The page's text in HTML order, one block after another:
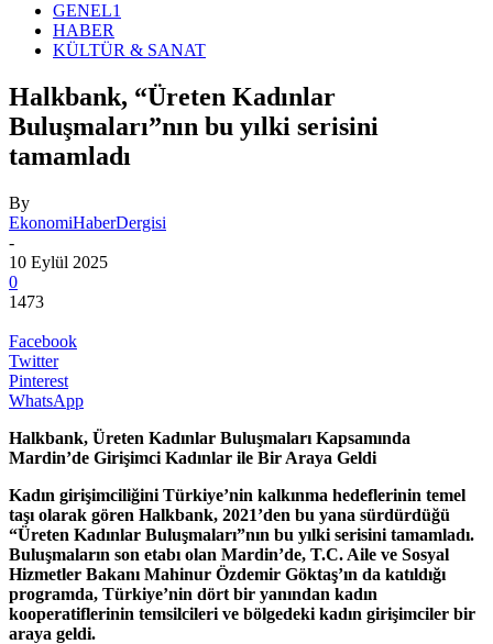
GENEL1
HABER
KÜLTÜR & SANAT
Halkbank, “Üreten Kadınlar
Buluşmaları”nın bu yılki serisini
tamamladı
By
EkonomiHaberDergisi
-
10 Eylül 2025
0
1473
Facebook
Twitter
Pinterest
WhatsApp
Halkbank, Üreten Kadınlar Buluşmaları Kapsamında
Mardin’de Girişimci Kadınlar ile Bir Araya Geldi
Kadın girişimciliğini Türkiye’nin kalkınma hedeflerinin temel
taşı olarak gören Halkbank, 2021’den bu yana sürdürdüğü
“Üreten Kadınlar Buluşmaları”nın bu yılki serisini tamamladı.
Buluşmaların son etabı olan Mardin’de, T.C. Aile ve Sosyal
Hizmetler Bakanı Mahinur Özdemir Göktaş’ın da katıldığı
programda, Türkiye’nin dört bir yanından kadın
kooperatiflerinin temsilcileri ve bölgedeki kadın girişimciler bir
araya geldi.